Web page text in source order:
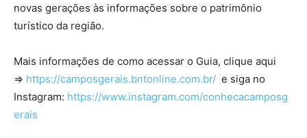
novas gerações às informações sobre o patrimônio
turístico da região.
Mais informações de como acessar o Guia, clique aqui
=> https://camposgerais.bntonline.com.br/ e siga no
Instagram: https://www.instagram.com/conhecacamposg
erais